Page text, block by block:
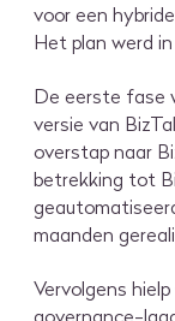
voor een
Het plan werd
De eerste fase
versie van
overstap naar
betrekking tot
maanden
Vervolgens